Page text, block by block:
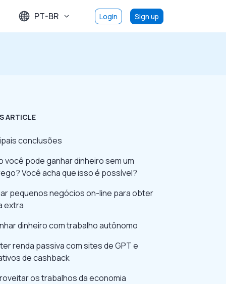
PT-BR Login Sign up
ARTICLE
conclusões
você pode ganhar dinheiro sem um
Você acha que isso é possível?
pequenos negócios on-line para obter
extra
dinheiro com trabalho autônomo
renda passiva com sites de GPT e
de cashback
os trabalhos da economia